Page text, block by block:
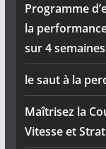
Programme
la
sur 4 semaines
le saut à la
Maîtrisez la
Vitesse et